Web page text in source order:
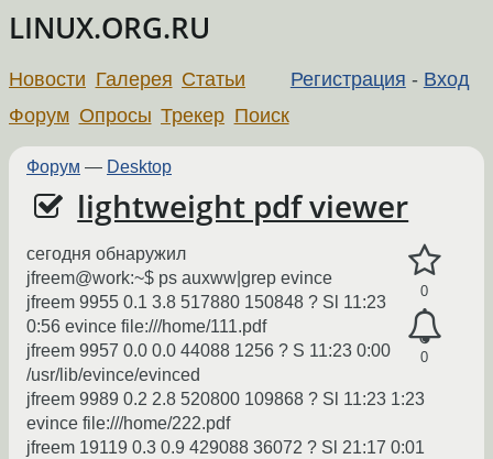
LINUX.ORG.RU
Регистрация - Вход
Новости Галерея Статьи
Форум Опросы Трекер Поиск
Форум — Desktop
lightweight pdf viewer
0
0
сегодня обнаружил
jfreem@work:~$ ps auxww|grep evince
jfreem 9955 0.1 3.8 517880 150848 ? Sl 11:23
0:56 evince file:///home/111.pdf
jfreem 9957 0.0 0.0 44088 1256 ? S 11:23 0:00
/usr/lib/evince/evinced
jfreem 9989 0.2 2.8 520800 109868 ? Sl 11:23 1:23
evince file:///home/222.pdf
jfreem 19119 0.3 0.9 429088 36072 ? Sl 21:17 0:01